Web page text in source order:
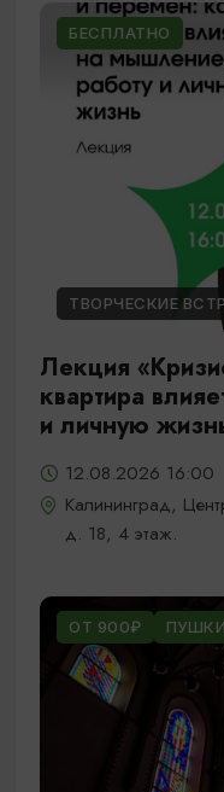
БЕСПЛАТНО
ТВОРЧЕСКИЕ
Лекция
квартира
и личную
12.08.2026 16:00
Калининград,
д. 18, 4 этаж.
ОТ 900₽